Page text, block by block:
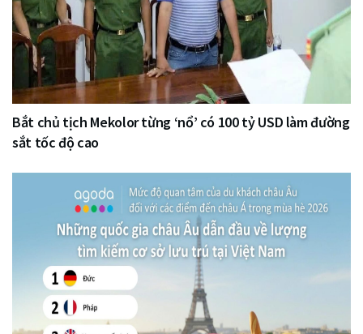
Bắt chủ tịch Mekolor từng ‘nổ’ có 100 tỷ USD làm đường
sắt tốc độ cao